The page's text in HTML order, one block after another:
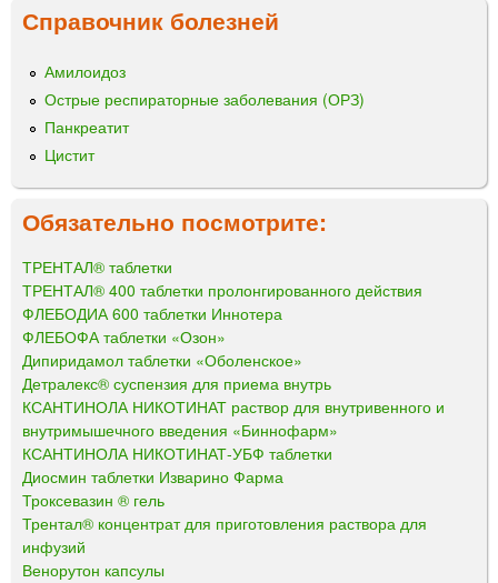
Справочник болезней
Амилоидоз
Острые респираторные заболевания (ОРЗ)
Панкреатит
Цистит
Обязательно посмотрите:
ТРЕНТАЛ® таблетки
ТРЕНТАЛ® 400 таблетки пролонгированного действия
ФЛЕБОДИА 600 таблетки Иннотера
ФЛЕБОФА таблетки «Озон»
Дипиридамол таблетки «Оболенское»
Детралекс® суспензия для приема внутрь
КСАНТИНОЛА НИКОТИНАТ раствор для внутривенного и
внутримышечного введения «Биннофарм»
КСАНТИНОЛА НИКОТИНАТ-УБФ таблетки
Диосмин таблетки Изварино Фарма
Троксевазин ® гель
Трентал® концентрат для приготовления раствора для
инфузий
Венорутон капсулы